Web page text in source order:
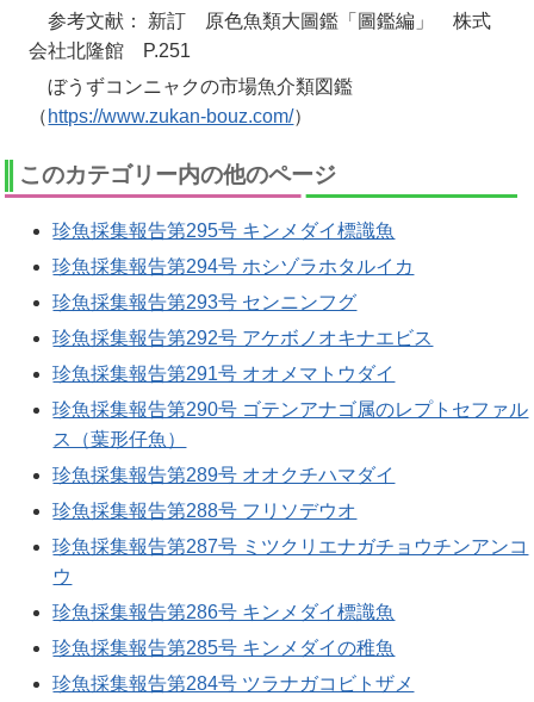
参考文献： 新訂 原色魚類大圖鑑「圖鑑編」 株式
会社北隆館 P.251
ぼうずコンニャクの市場魚介類図鑑
（ https://www.zukan-bouz.com/）
このカテゴリー内の他のページ
珍魚採集報告第295号 キンメダイ標識魚
珍魚採集報告第294号 ホシゾラホタルイカ
珍魚採集報告第293号 センニンフグ
珍魚採集報告第292号 アケボノオキナエビス
珍魚採集報告第291号 オオメマトウダイ
珍魚採集報告第290号 ゴテンアナゴ属のレプトセファル
ス（葉形仔魚）
珍魚採集報告第289号 オオクチハマダイ
珍魚採集報告第288号 フリソデウオ
珍魚採集報告第287号 ミツクリエナガチョウチンアンコ
ウ
珍魚採集報告第286号 キンメダイ標識魚
珍魚採集報告第285号 キンメダイの稚魚
珍魚採集報告第284号 ツラナガコビトザメ